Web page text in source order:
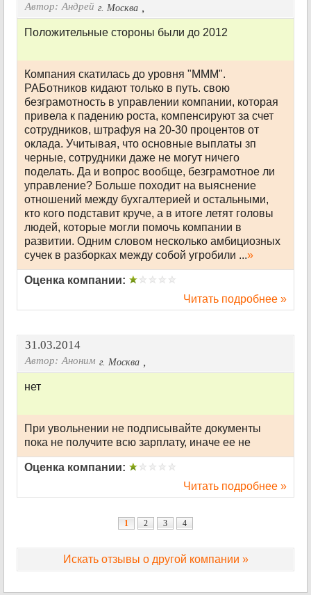
Автор: Андрей ,
г. Москва
Положительные стороны были до 2012
Компания скатилась до уровня "МММ".
РАБотников кидают только в путь. свою
безграмотность в управлении компании, которая
привела к падению роста, компенсируют за счет
сотрудников, штрафуя на 20-30 процентов от
оклада. Учитывая, что основные выплаты зп
черные, сотрудники даже не могут ничего
поделать. Да и вопрос вообще, безграмотное ли
управление? Больше походит на выяснение
отношений между бухгалтерией и остальными,
кто кого подставит круче, а в итоге летят головы
людей, которые могли помочь компании в
развитии. Одним словом несколько амбициозных
сучек в разборках между собой угробили ...»
Оценка компании:
Читать подробнее »
31.03.2014
Автор: Аноним ,
г. Москва
нет
При увольнении не подписывайте документы
пока не получите всю зарплату, иначе ее не
Оценка компании:
Читать подробнее »
1 2 3 4
Искать отзывы о другой компании »